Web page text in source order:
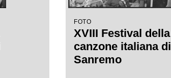
FOTO
XVIII Festival della
canzone italiana di
Sanremo